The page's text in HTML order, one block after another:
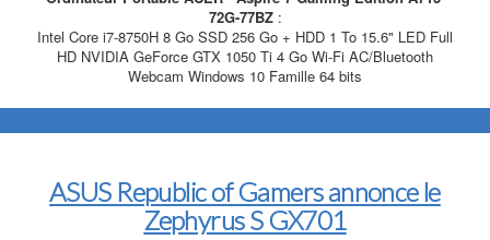
72G-77BZ:
Intel Core i7-8750H 8 Go SSD 256 Go + HDD 1 To 15.6" LED Full
HD NVIDIA GeForce GTX 1050 Ti 4 Go Wi-Fi AC/Bluetooth
Webcam Windows 10 Famille 64 bits
ASUS Republic of Gamers annonce le
Zephyrus S GX701